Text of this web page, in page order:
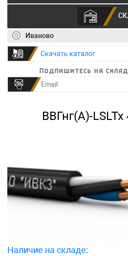
Иваново
Скачать каталог
Подпишитесь на
ВВГнг(А)-LSLTx
Наличие на складе: